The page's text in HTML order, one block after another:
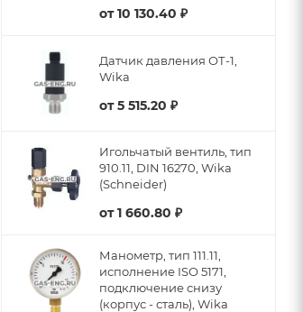
от10 130.40 ₽
Датчик давления ОТ-1,
Wika
от5 515.20 ₽
Игольчатый вентиль, тип
910.11, DIN 16270, Wika
(Schneider)
от1 660.80 ₽
Манометр, тип 111.11,
исполнение ISO 5171,
подключение снизу
(корпус - сталь), Wika